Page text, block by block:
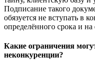
Подписание такого
обязуется не вступать в
определённого срока и
Какие ограничения
неконкуренции?